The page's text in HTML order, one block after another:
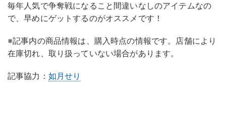
毎年人気で争奪戦になること間違いなしのアイテムなの
で、早めにゲットするのがオススメです！
※記事内の商品情報は、購入時点の情報です。店舗により
在庫切れ、取り扱っていない場合があります。
記事協力： 如月せり